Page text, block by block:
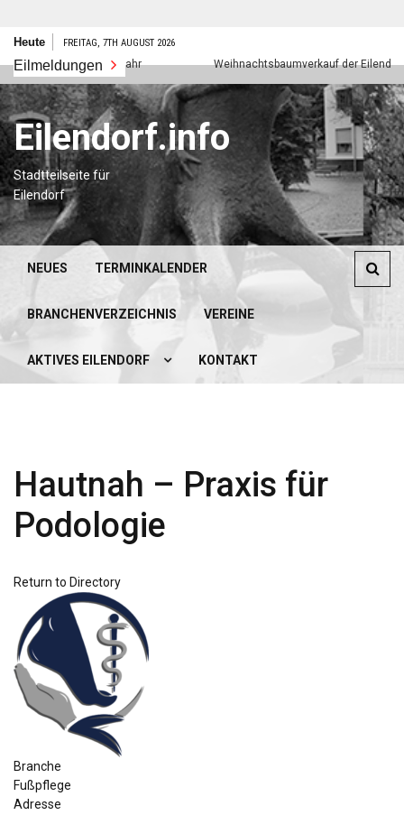
Zum
springen
Heute FREITAG, 7TH AUGUST 2026
Eilmeldungen
Frohes neues Jahr Weihnachtsbaumverkauf der Eilendorfer
Eilendorf.info
Stadtteilseite für
Eilendorf
NEUES TERMINKALENDER
BRANCHENVERZEICHNIS VEREINE
AKTIVES EILENDORF KONTAKT
Hautnah – Praxis für
Podologie
Return to Directory
Branche
Fußpflege
Adresse